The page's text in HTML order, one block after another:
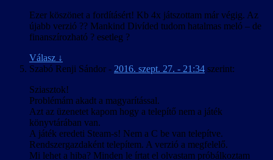
Ezer köszönet a fordításért! Kb 4x játszottam már végig. Az
újabb verzió ?? Mankind Divíded tudom hatalmas meló – de
finanszírozható ? esetleg ?
Válasz ↓
Szabó Renji Sándor - 2016. szept. 27. - 21:34 szerint:
Sziasztok!
Problémám akadt a magyarítással.
Azt az üzenetet kapom hogy a telepítő nem a játék
könyvtárában van.
A játék eredeti Steam-s! Nem a C be van telepítve.
Rendszergazdaként telepítem. A verzió a megfelelő.
Mi lehet a hiba? Minden le írtat el olvastam próbálkoztam